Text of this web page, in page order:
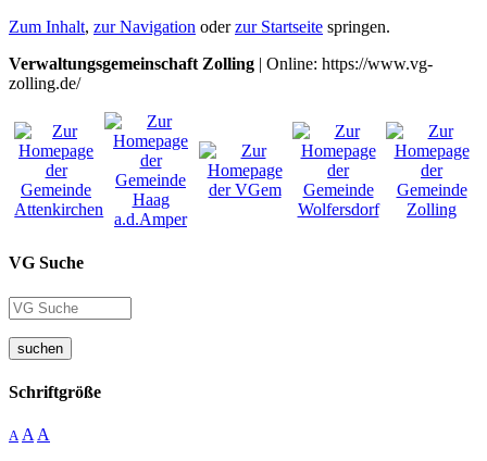
Zum Inhalt, zur Navigation oderzur Startseite springen.
Verwaltungsgemeinschaft Zolling | Online: https://www.vg-
zolling.de/
VG Suche
suchen
Schriftgröße
A A A